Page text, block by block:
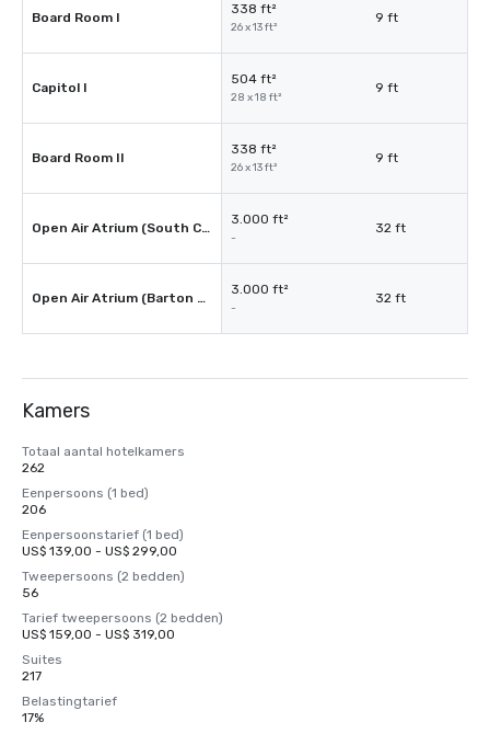
Board Room I
338 ft²
26 x 13 ft²
9 ft
Capitol I
504 ft²
28 x 18 ft²
9 ft
Board Room II
338 ft²
26 x 13 ft²
9 ft
Open Air Atrium (South Congress)
3.000 ft²
-
32 ft
Open Air Atrium (Barton Springs)
3.000 ft²
-
32 ft
Kamers
Totaal aantal hotelkamers
262
Eenpersoons (1 bed)
206
Eenpersoonstarief (1 bed)
US$ 139,00 - US$ 299,00
Tweepersoons (2 bedden)
56
Tarief tweepersoons (2 bedden)
US$ 159,00 - US$ 319,00
Suites
217
Belastingtarief
17%